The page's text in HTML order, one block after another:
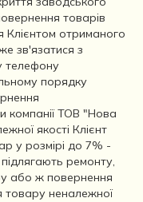
товарів
Клієнтом отриманого
зв'язатися з
телефону
порядку
компанії ТОВ "Нова
якості Клієнт
у розмірі до 7% -
ремонту,
або ж повернення
товару неналежної